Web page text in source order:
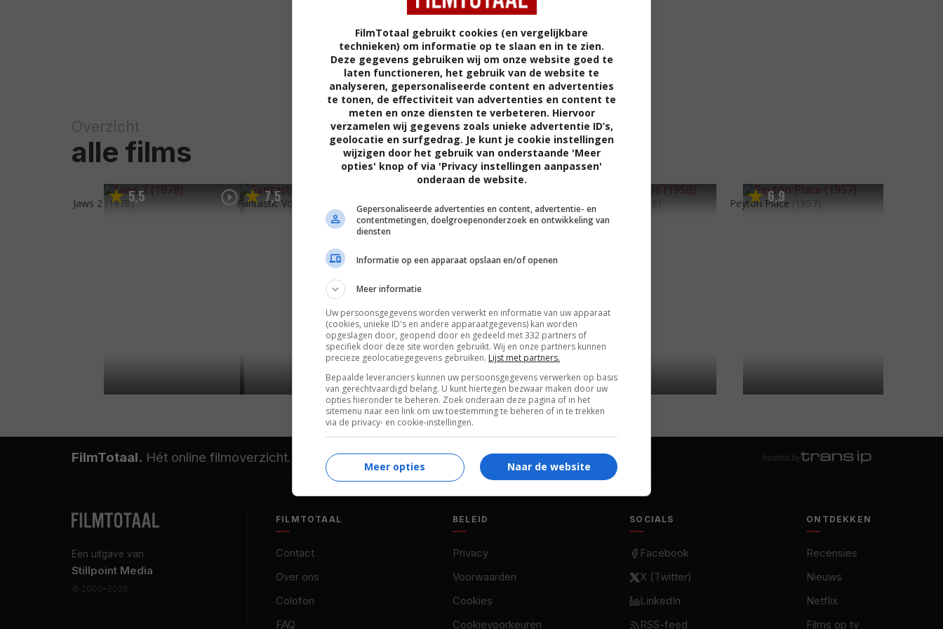
Overzicht
alle films
5,5
Jaws 2 (1978) 7,5
Fantastic Voyage The 300 Spartans The Bravados (1958) 6,9
Peyton Place (1957)
FilmTotaal. Hét online filmoverzicht. hosted by
Een uitgave van
Stillpoint Media
© 2000–2026
FILMTOTAAL
Contact
Over ons
Colofon
FAQ
BELEID
Privacy
Voorwaarden
Cookies
Cookievoorkeuren
SOCIALS
Facebook
X (Twitter)
LinkedIn
RSS-feed
ONTDEKKEN
Recensies
Nieuws
Netflix
Films op tv
FilmTotaal gebruikt cookies (en vergelijkbare
technieken) om informatie op te slaan en in te zien.
Deze gegevens gebruiken wij om onze website goed te
laten functioneren, het gebruik van de website te
analyseren, gepersonaliseerde content en advertenties
te tonen, de effectiviteit van advertenties en content te
meten en onze diensten te verbeteren. Hiervoor
verzamelen wij gegevens zoals unieke advertentie ID’s,
geolocatie en surfgedrag. Je kunt je cookie instellingen
wijzigen door het gebruik van onderstaande 'Meer
opties' knop of via 'Privacy instellingen aanpassen'
onderaan de website.
Gepersonaliseerde advertenties en content, advertentie- en
contentmetingen, doelgroepenonderzoek en ontwikkeling van
diensten
Informatie op een apparaat opslaan en/of openen
Meer informatie
Uw persoonsgegevens worden verwerkt en informatie van uw apparaat
(cookies, unieke ID's en andere apparaatgegevens) kan worden
opgeslagen door, geopend door en gedeeld met 332 partners of
specifiek door deze site worden gebruikt. Wij en onze partners kunnen
precieze geolocatiegegevens gebruiken. Lijst met partners.
Bepaalde leveranciers kunnen uw persoonsgegevens verwerken op basis
van gerechtvaardigd belang. U kunt hiertegen bezwaar maken door uw
opties hieronder te beheren. Zoek onderaan deze pagina of in het
sitemenu naar een link om uw toestemming te beheren of in te trekken
via de privacy- en cookie-instellingen.
Naar de website
Meer opties